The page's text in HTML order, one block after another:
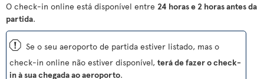
O check-in online está disponível entre 24 horas e 2 horas antes da
partida.
ü Se o seu aeroporto de partida estiver listado, mas o
check-in online não estiver disponível, terá de fazer o check-
in à sua chegada ao aeroporto.